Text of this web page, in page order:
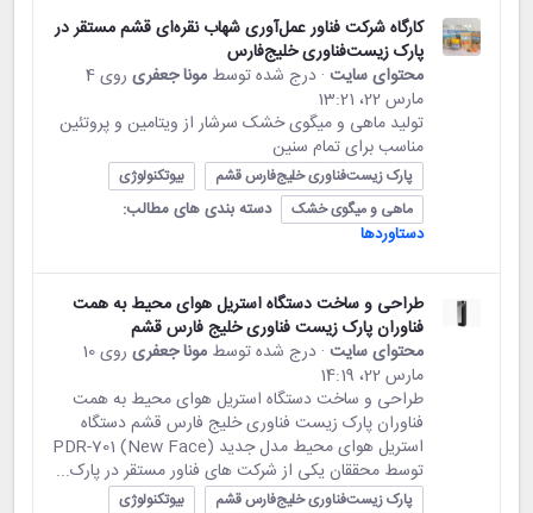
کارگاه شرکت فناور عمل‌آوری شهاب نقره‌ای قشم مستقر در
پارک زیست‌فناوری خلیج‌فارس
محتوای سایت · درج شده توسط مونا جعفری
روی 4
مارس 22،‏ 13:21
تولید ماهی و میگوی خشک سرشار از ویتامین و پروتئین
مناسب برای تمام سنین
پارک زیست‌فناوری خلیج‌فارس قشم
بیوتکنولوژی
ماهی و میگوی خشک
دسته بندی های مطالب:
دستاوردها
طراحی و ساخت دستگاه استریل هوای محیط به همت
فناوران پارک زیست فناوری خلیج فارس قشم
محتوای سایت · درج شده توسط مونا جعفری
روی 10
مارس 22،‏ 14:19
طراحی و ساخت دستگاه استریل هوای محیط به همت
فناوران پارک زیست فناوری خلیج فارس قشم دستگاه
استریل هوای محیط مدل جدید (New Face) PDR-701
توسط محققان یکی از شرکت های فناور مستقر در پارک...
پارک زیست‌فناوری خلیج‌فارس قشم
بیوتکنولوژی